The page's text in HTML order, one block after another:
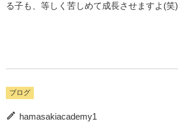
る子も、等しく苦しめて成長させますよ(笑)
ブログ
hamasakiacademy1